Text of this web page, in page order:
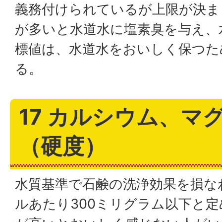
義務付けられているが上限が決
が多いと水道水に塩素臭を与え
標値は、水道水をおいしく保つ
る。
17 カルシウム、マ
（硬度）
水質基準で石鹸の洗浄効果を損
ルあたり300ミリグラム以下と